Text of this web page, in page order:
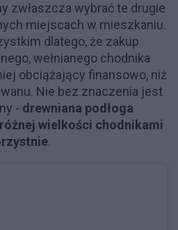
zwłaszcza wybrać te drugie
miejscach w mieszkaniu.
dlatego, że zakup
wełnianego chodnika
obciążający finansowo, niż
Nie bez znaczenia jest
- drewniana podłoga
wielkości chodnikami
.